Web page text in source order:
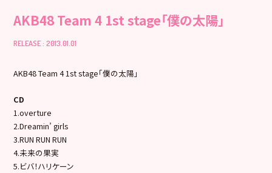
AKB48 Team 4 1st stage「僕の太陽」
RELEASE : 2013.01.01
AKB48 Team 4 1st stage「僕の太陽」
CD
1.overture
2.Dreamin’ girls
3.RUN RUN RUN
4.未来の果実
5.ビバ！ハリケーン